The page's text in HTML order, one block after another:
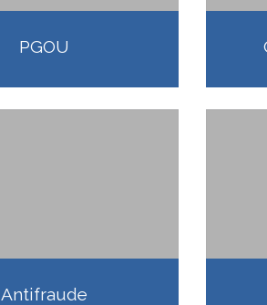
PGOU
Antifraude